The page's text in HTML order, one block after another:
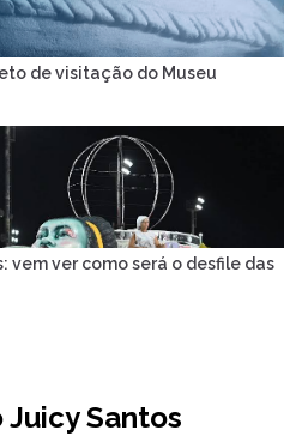
de visitação do Museu
vem ver como será o desfile das
Juicy Santos